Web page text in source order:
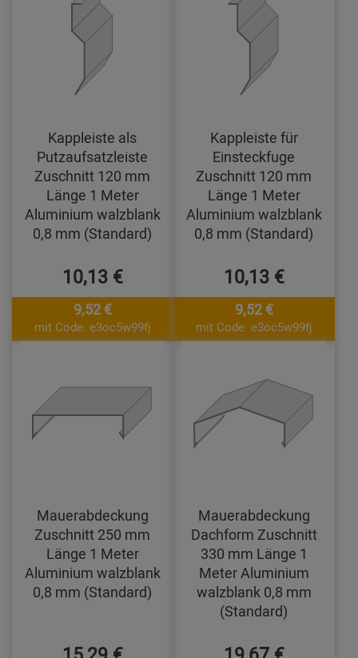
Kappleiste als
Putzaufsatzleiste
Zuschnitt 120 mm
Länge 1 Meter
Aluminium walzblank
0,8 mm (Standard)
10,13 €
9,52 €
mit Code: e3oc5w99fj
Kappleiste für
Einsteckfuge
Zuschnitt 120 mm
Länge 1 Meter
Aluminium walzblank
0,8 mm (Standard)
10,13 €
9,52 €
mit Code: e3oc5w99fj
Mauerabdeckung
Zuschnitt 250 mm
Länge 1 Meter
Aluminium walzblank
0,8 mm (Standard)
Mauerabdeckung
Dachform Zuschnitt
330 mm Länge 1
Meter Aluminium
walzblank 0,8 mm
(Standard)